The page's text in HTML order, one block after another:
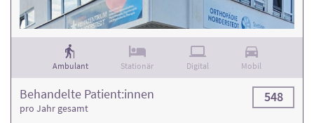
Ambulant Stationär Digital Mobil
Behandelte Patient:innen
pro Jahr gesamt
548